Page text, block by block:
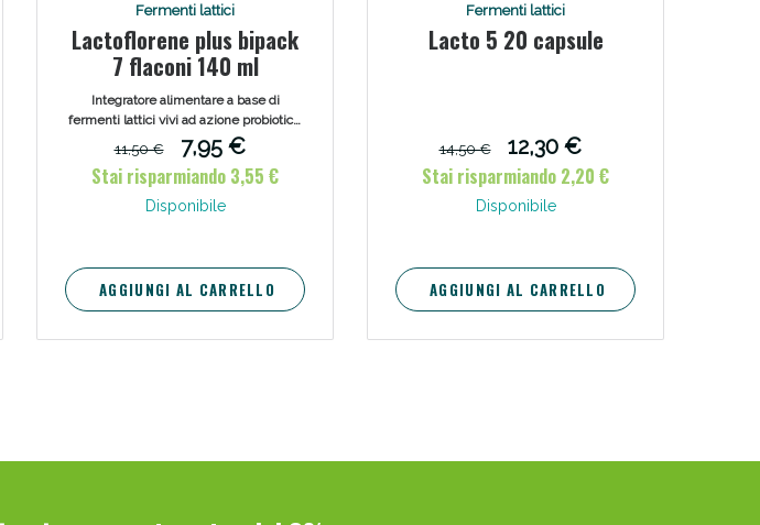
Fermenti lattici
Lactoflorene plus bipack
7 flaconi 140 ml
Integratore alimentare a base di
fermenti lattici vivi ad azione probiotica,
arricchito con vitamine del gruppo B e
zinco, utile per l'equilibrio della flora
batterica intestinale, per contribuire al
buon funzionamento del sistema
immunitario, per la protezione delle
11,50 €
7,95 €
Stai risparmiando 3,55 €
Disponibile
AGGIUNGI AL CARRELLO
Fermenti lattici
Lacto 5 20 capsule
14,50 €
12,30 €
Stai risparmiando 2,20 €
Disponibile
AGGIUNGI AL CARRELLO
fino al 55% valido oggi!